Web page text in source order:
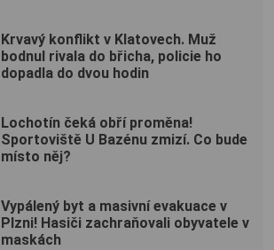
Krvavý konflikt v Klatovech. Muž
bodnul rivala do břicha, policie ho
dopadla do dvou hodin
Lochotín čeká obří proměna!
Sportoviště U Bazénu zmizí. Co bude
místo něj?
Vypálený byt a masivní evakuace v
Plzni! Hasiči zachraňovali obyvatele v
maskách